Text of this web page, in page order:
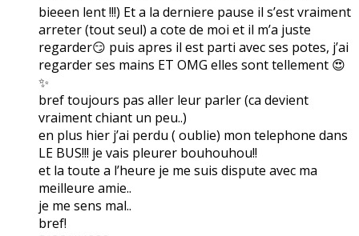
bieeen lent !!!) Et a la derniere pause il s’est vraiment
arreter (tout seul) a cote de moi et il m’a juste
regarder😏 puis apres il est parti avec ses potes, j’ai
regarder ses mains ET OMG elles sont tellement 😍
✨
bref toujours pas aller leur parler (ca devient
vraiment chiant un peu..)
en plus hier j’ai perdu ( oublie) mon telephone dans
LE BUS!!! je vais pleurer bouhouhou!!
et la toute a l’heure je me suis dispute avec ma
meilleure amie..
je me sens mal..
bref!